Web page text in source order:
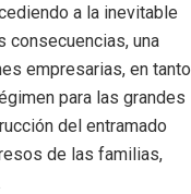
a la inevitable
una
empresarias, en tanto
para las grandes
del entramado
de las familias,